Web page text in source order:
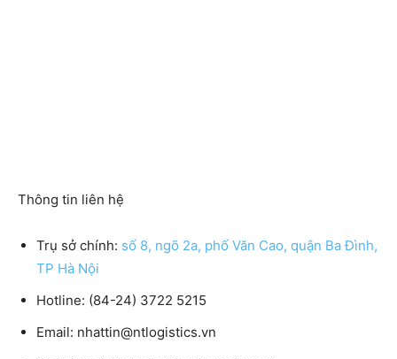
Thông tin liên hệ
Trụ sở chính: số 8, ngõ 2a, phố Văn Cao, quận Ba Đình,
TP Hà Nội
Hotline: (84-24) 3722 5215
Email: nhattin@ntlogistics.vn